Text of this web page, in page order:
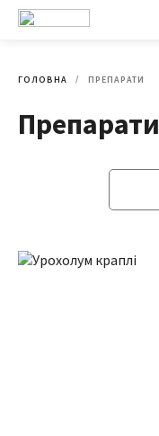
ГОЛОВНА ПРЕПАРАТИ
Препарати